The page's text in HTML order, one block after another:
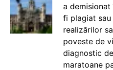
a
fi plagiat
realizărilor
poveste de
diagnostic
maratoane